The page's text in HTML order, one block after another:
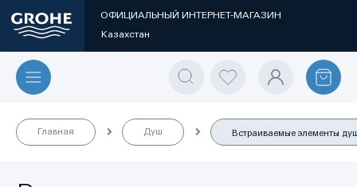
ОФИЦИАЛЬНЫЙ ИНТЕРНЕТ-МАГАЗИН
Казахстан
Главная Душ Встраиваемые элементы